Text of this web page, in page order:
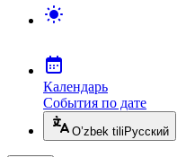
Календарь
События по дате
O’zbek tili Русский